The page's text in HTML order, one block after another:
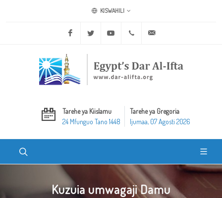
KISWAHILI
Facebook Twitter Youtube +20 2 25970400
Tarehe ya Kiislamu
24 Mfunguo Tano 1448
Tarehe ya Gregoria
Ijumaa, 07 Agosti 2026
Kuzuia umwagaji Damu